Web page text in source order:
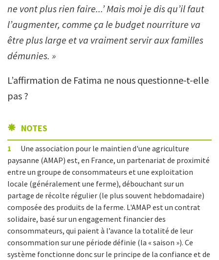
ne vont plus rien faire...’ Mais moi je dis qu’il faut
l’augmenter, comme ça le budget nourriture va
être plus large et va vraiment servir aux familles
démunies. »
L’affirmation de Fatima ne nous questionne-t-elle
pas ?
NOTES
1
Une association pour le maintien d'une agriculture
paysanne (AMAP) est, en France, un partenariat de proximité
entre un groupe de consommateurs et une exploitation
locale (généralement une ferme), débouchant sur un
partage de récolte régulier (le plus souvent hebdomadaire)
composée des produits de la ferme. L'AMAP est un contrat
solidaire, basé sur un engagement financier des
consommateurs, qui paient à l’avance la totalité de leur
consommation sur une période définie (la « saison »). Ce
système fonctionne donc sur le principe de la confiance et de